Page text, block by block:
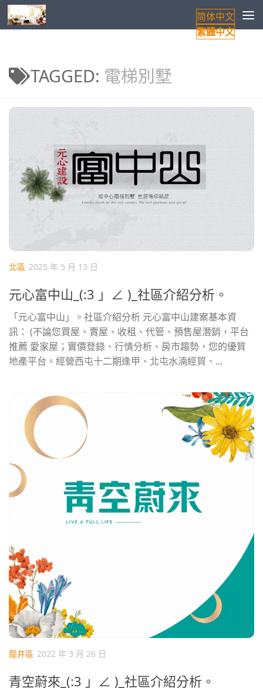
Skip to content
TAGGED: 電梯別墅
北區 2025 年 5 月 13 日
元心富中山_(:3 」∠ )_社區介紹分析。
「元心富中山」。社區介紹分析 元心富中山建案基本資
訊： (不論您買屋、賣屋、收租、代管、預售屋潛銷，平台
推薦 愛家屋；實價登錄、行情分析、房市趨勢，您的優質
地產平台。經營西屯十二期逢甲、北屯水湳經貿、...
龍井區 2022 年 3 月 26 日
青空蔚來_(:3 」∠ )_社區介紹分析。
简体中文
繁體中文